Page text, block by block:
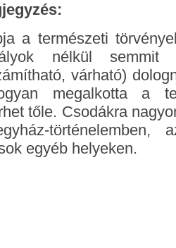
a természeti
nélkül semmit
várható)
megalkotta a
tőle. Csodákra
történelemben,
egyéb helyeken.